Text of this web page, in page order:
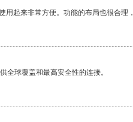
用起来非常方便。功能的布局也很合理
全球覆盖和最高安全性的连接。